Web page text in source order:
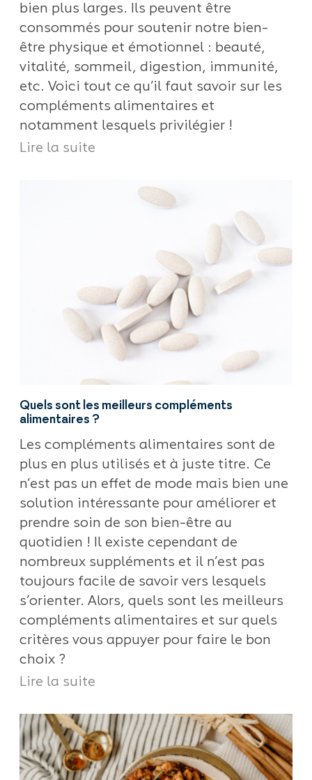
bien plus larges. Ils peuvent être
consommés pour soutenir notre bien-
être physique et émotionnel : beauté,
vitalité, sommeil, digestion, immunité,
etc. Voici tout ce qu’il faut savoir sur les
compléments alimentaires et
notamment lesquels privilégier !
Lire la suite
Quels sont les meilleurs compléments
alimentaires ?
Les compléments alimentaires sont de
plus en plus utilisés et à juste titre. Ce
n’est pas un effet de mode mais bien une
solution intéressante pour améliorer et
prendre soin de son bien-être au
quotidien ! Il existe cependant de
nombreux suppléments et il n’est pas
toujours facile de savoir vers lesquels
s’orienter. Alors, quels sont les meilleurs
compléments alimentaires et sur quels
critères vous appuyer pour faire le bon
choix ?
Lire la suite